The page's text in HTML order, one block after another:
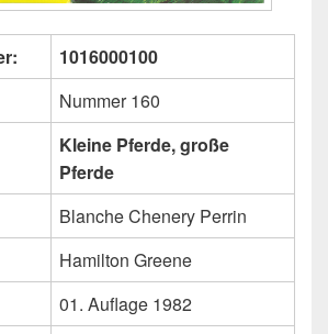
1016000100
Nummer 160
Kleine Pferde, große
Pferde
Blanche Chenery Perrin
Hamilton Greene
01. Auflage 1982